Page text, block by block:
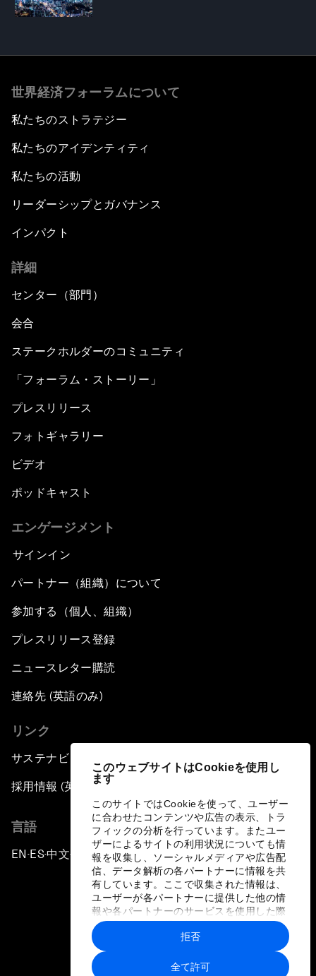
このウェブサイトはCookieを使用し
ます
このサイトではCookieを使って、ユーザー
に合わせたコンテンツや広告の表示、トラ
フィックの分析を行っています。またユー
ザーによるサイトの利用状況についても情
報を収集し、ソーシャルメディアや広告配
信、データ解析の各パートナーに情報を共
有しています。ここで収集された情報は、
ユーザーが各パートナーに提供した他の情
報や各パートナーのサービスを使用した際
に収集された情報と組み合わされ、各パー
トナーによって使用されることがありま
す。
全て許可
拒否
世界経済フォーラムについて
私たちのストラテジー
私たちのアイデンティティ
私たちの活動
リーダーシップとガバナンス
インパクト
詳細
センター（部門）
会合
ステークホルダーのコミュニティ
「フォーラム・ストーリー」
プレスリリース
フォトギャラリー
ビデオ
ポッドキャスト
エンゲージメント
サインイン
パートナー（組織）について
参加する（個人、組織）
プレスリリース登録
ニュースレター購読
連絡先 (英語のみ)
リンク
サステナビリティへの取り組み
採用情報 (英語のみ)
言語
EN ▪ES▪中文▪ 日本語
プライバシーポリシーと利用規約